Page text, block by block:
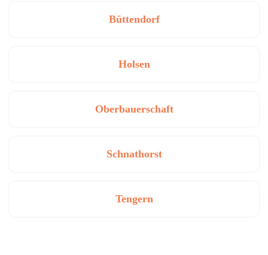
Büttendorf
Holsen
Oberbauerschaft
Schnathorst
Tengern